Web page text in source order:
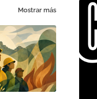
Mostrar más